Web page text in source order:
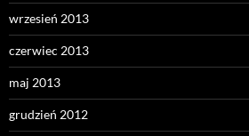
wrzesień 2013
czerwiec 2013
maj 2013
grudzień 2012